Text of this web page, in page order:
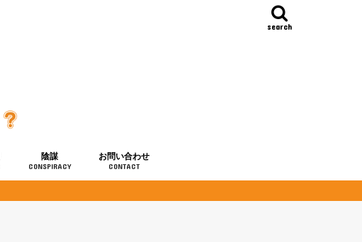
search
陰謀
CONSPIRACY
お問い合わせ
CONTACT